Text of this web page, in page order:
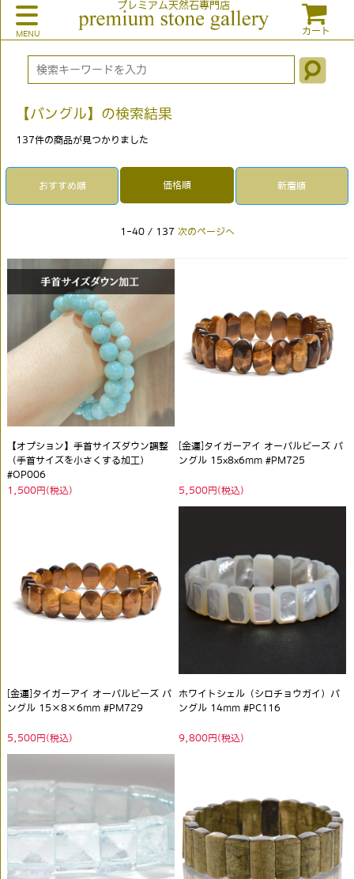
プレミアム天然石専門店
カート
【バングル】の検索結果
137件の商品が見つかりました
おすすめ順 価格順 新着順
1-40 / 137 次のページへ
【オプション】手首サイズダウン調整
（手首サイズを小さくする加工）
#OP006
1,500円(税込)
[金運]タイガーアイ オーバルビーズ バ
ングル 15x8x6mm #PM725
5,500円(税込)
[金運]タイガーアイ オーバルビーズ バ
ングル 15×8×6mm #PM729
5,500円(税込)
ホワイトシェル（シロチョウガイ）バ
ングル 14mm #PC116
9,800円(税込)